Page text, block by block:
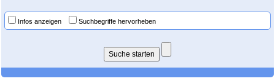
Infos anzeigen Suchbegriffe hervorheben